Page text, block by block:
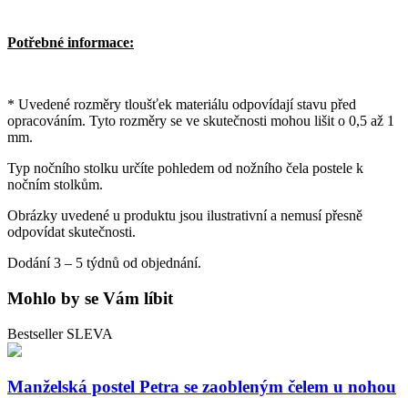
Potřebné informace:
* Uvedené rozměry tloušťek materiálu odpovídají stavu před
opracováním. Tyto rozměry se ve skutečnosti mohou lišit o 0,5 až 1
mm.
Typ nočního stolku určíte pohledem od nožního čela postele k
nočním stolkům.
Obrázky uvedené u produktu jsou ilustrativní a nemusí přesně
odpovídat skutečnosti.
Dodání 3 – 5 týdnů od objednání.
Mohlo by se Vám líbit
Bestseller SLEVA
Manželská postel Petra se zaobleným čelem u nohou